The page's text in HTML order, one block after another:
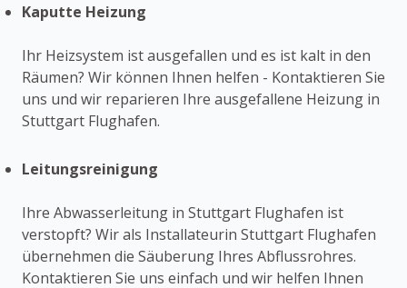
Kaputte Heizung
Ihr Heizsystem ist ausgefallen und es ist kalt in den
Räumen? Wir können Ihnen helfen - Kontaktieren Sie
uns und wir reparieren Ihre ausgefallene Heizung in
Stuttgart Flughafen.
Leitungsreinigung
Ihre Abwasserleitung in Stuttgart Flughafen ist
verstopft? Wir als Installateurin Stuttgart Flughafen
übernehmen die Säuberung Ihres Abflussrohres.
Kontaktieren Sie uns einfach und wir helfen Ihnen